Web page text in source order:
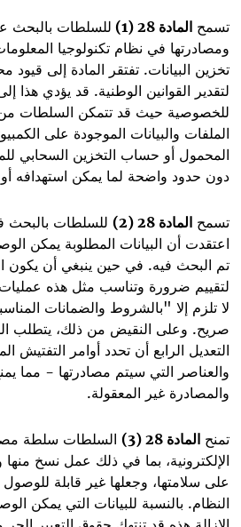
تسمح المادة 28 (1)
للسلطات بالبحث
ومصادرتها في نظام تكنولوجيا
تخزين البيانات. تفتقر المادة إلى قيود
لتقدير القوانين الوطنية. قد يؤدي هذا
للخصوصية حيث قد تتمكن السلطات
الملفات والبيانات الموجودة على
المحمول أو حساب التخزين السحابي
دون حدود واضحة لما يمكن
تسمح المادة 28 (2)
للسلطات بالبحث
اعتقدت أن البيانات المطلوبة يمكن
تم البحث فيه. في حين ينبغي أن يكون
لا تلزم إلا "بالشروط والضمانات
صريح. وعلى النقيض من ذلك، يتطلب
التعديل الرابع أن تحدد أوامر التفتيش
والعناصر التي سيتم مصادرتها - مما
والمصادرة غير المعقولة.
تمنح المادة 28 (3)
السلطات سلطة
الإلكترونية، بما في ذلك عمل نسخ منها
على سلامتها، وجعلها غير قابلة للوصول
النظام. بالنسبة للبيانات التي يمكن